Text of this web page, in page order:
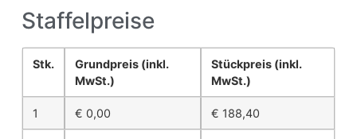
Staffelpreise
Stk. Grundpreis (inkl.
MwSt.)
Stückpreis (inkl.
MwSt.)
1 € 0,00 € 188,40